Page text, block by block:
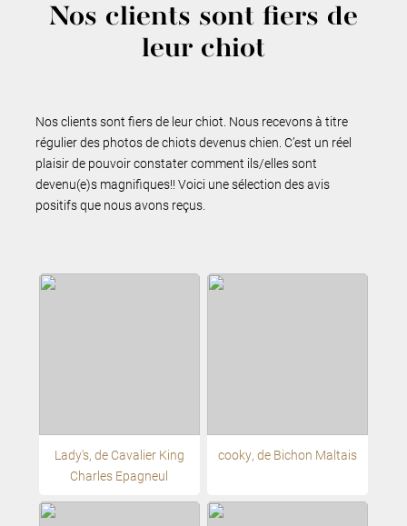
Nos clients sont fiers de
leur chiot
Nos clients sont fiers de leur chiot. Nous recevons à titre
régulier des photos de chiots devenus chien. C’est un réel
plaisir de pouvoir constater comment ils/elles sont
devenu(e)s magnifiques!! Voici une sélection des avis
positifs que nous avons reçus.
Lady's, de Cavalier King
Charles Epagneul
cooky, de Bichon Maltais